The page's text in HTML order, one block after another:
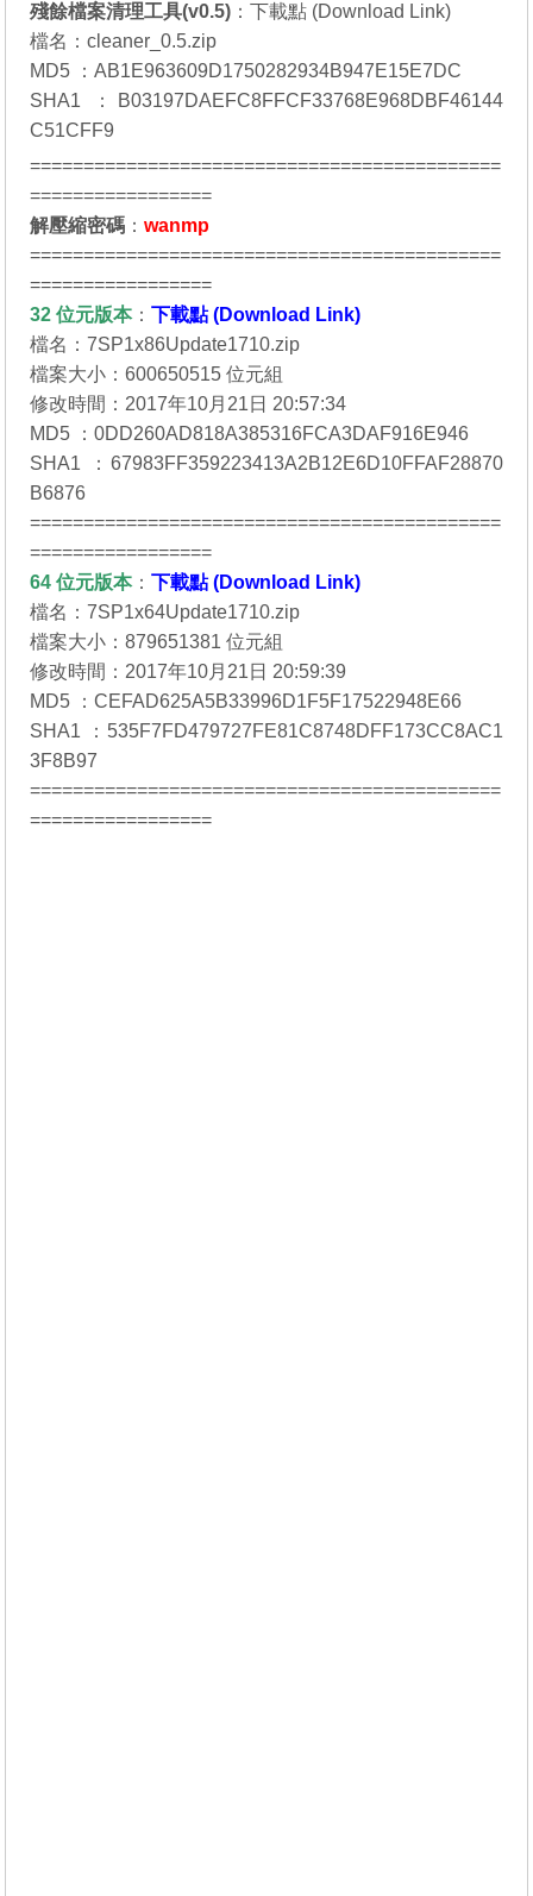
殘餘檔案清理工具(v0.5) ：下載點 (Download Link)
檔名：cleaner_0.5.zip
MD5 ：AB1E963609D1750282934B947E15E7DC
SHA1 ：B03197DAEFC8FFCF33768E968DBF46144
C51CFF9
============================================
=================
解壓縮密碼 ：wanmp
============================================
=================
32 位元版本：下載點 (Download Link)
檔名：7SP1x86Update1710.zip
檔案大小：600650515 位元組
修改時間：2017年10月21日 20:57:34
MD5 ：0DD260AD818A385316FCA3DAF916E946
SHA1 ：67983FF359223413A2B12E6D10FFAF28870
B6876
============================================
=================
64 位元版本：下載點 (Download Link)
檔名：7SP1x64Update1710.zip
檔案大小：879651381 位元組
修改時間：2017年10月21日 20:59:39
MD5 ：CEFAD625A5B33996D1F5F17522948E66
SHA1 ：535F7FD479727FE81C8748DFF173CC8AC1
3F8B97
============================================
=================